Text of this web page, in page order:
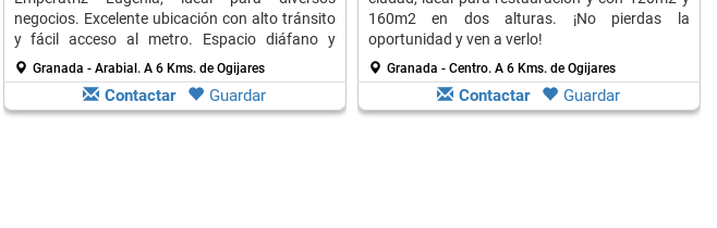
negocios. Excelente ubicación con alto tránsito
y fácil acceso al metro. Espacio diáfano y
adaptable.
Granada - Arabial. A 6 Kms. de Ogijares
Contactar Guardar
160m2 en dos alturas. ¡No pierdas la
oportunidad y ven a verlo!
Granada - Centro. A 6 Kms. de Ogijares
Contactar Guardar